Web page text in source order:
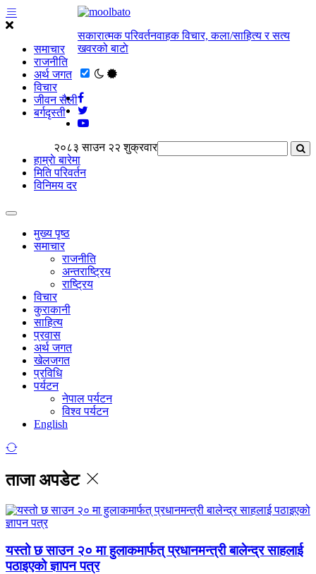
समाचार
राजनीति
अर्थ जगत
विचार
जीवन सैली
बर्गदृस्ती
सकारात्मक परिवर्तनवाहक विचार, कला/साहित्य र सत्य
खवरको बाटाे
२०८३ साउन २२ शुक्रवार
हाम्राे बारेमा
मिति परिवर्तन
विनिमय दर
मुख्य पृष्ठ
समाचार
राजनीति
अन्तराष्ट्रिय
राष्ट्रिय
विचार
कुराकानी
साहित्य
प्रवास
अर्थ जगत
खेलजगत
प्रविधि
पर्यटन
नेपाल पर्यटन
विश्व पर्यटन
English
ताजा अपडेट
यस्तो छ साउन २० मा हुलाकमार्फत् प्रधानमन्त्री बालेन्द्र साहलाई
पठाइएको ज्ञापन पत्र